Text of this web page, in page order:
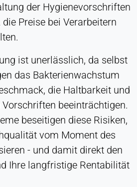
der Hygienevorschriften
Preise bei Verarbeitern
ist unerlässlich, da selbst
das Bakterienwachstum
die Haltbarkeit und
beeinträchtigen.
beseitigen diese Risiken,
vom Moment des
- und damit direkt den
Ihre langfristige Rentabilität
Marketingeffektivität und zur
Besucher.